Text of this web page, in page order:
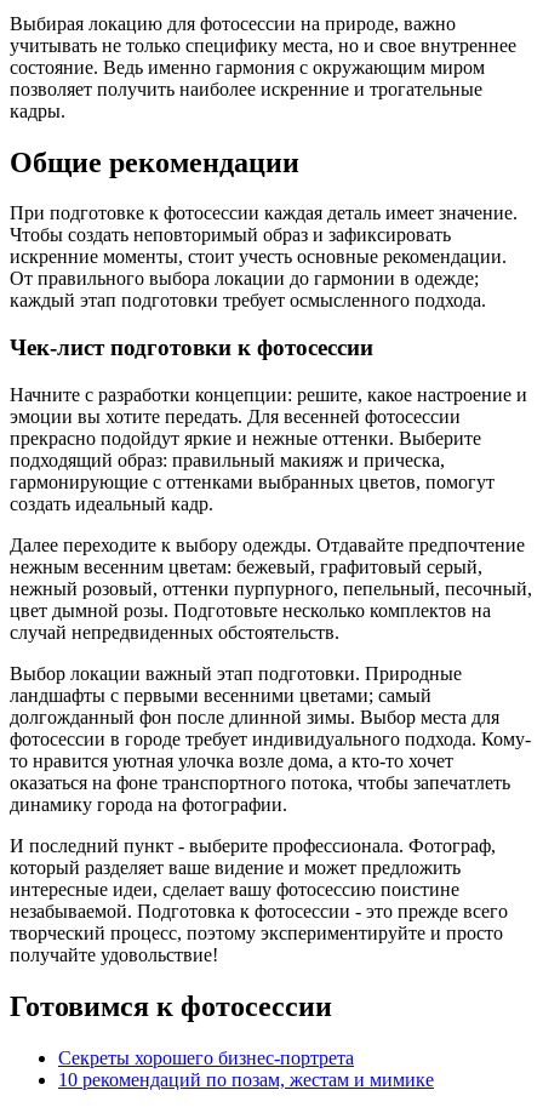
Выбирая локацию для фотосессии на природе, важно
учитывать не только специфику места, но и свое внутреннее
состояние. Ведь именно гармония с окружающим миром
позволяет получить наиболее искренние и трогательные
кадры.
Общие рекомендации
При подготовке к фотосессии каждая деталь имеет значение.
Чтобы создать неповторимый образ и зафиксировать
искренние моменты, стоит учесть основные рекомендации.
От правильного выбора локации до гармонии в одежде;
каждый этап подготовки требует осмысленного подхода.
Чек-лист подготовки к фотосессии
Начните с разработки концепции: решите, какое настроение и
эмоции вы хотите передать. Для весенней фотосессии
прекрасно подойдут яркие и нежные оттенки. Выберите
подходящий образ: правильный макияж и прическа,
гармонирующие с оттенками выбранных цветов, помогут
создать идеальный кадр.
Далее переходите к выбору одежды. Отдавайте предпочтение
нежным весенним цветам: бежевый, графитовый серый,
нежный розовый, оттенки пурпурного, пепельный, песочный,
цвет дымной розы. Подготовьте несколько комплектов на
случай непредвиденных обстоятельств.
Выбор локации важный этап подготовки. Природные
ландшафты с первыми весенними цветами; самый
долгожданный фон после длинной зимы. Выбор места для
фотосессии в городе требует индивидуального подхода. Кому-
то нравится уютная улочка возле дома, а кто-то хочет
оказаться на фоне транспортного потока, чтобы запечатлеть
динамику города на фотографии.
И последний пункт - выберите профессионала. Фотограф,
который разделяет ваше видение и может предложить
интересные идеи, сделает вашу фотосессию поистине
незабываемой. Подготовка к фотосессии - это прежде всего
творческий процесс, поэтому экспериментируйте и просто
получайте удовольствие!
Готовимся к фотосессии
Секреты хорошего бизнес-портрета
10 рекомендаций по позам, жестам и мимике